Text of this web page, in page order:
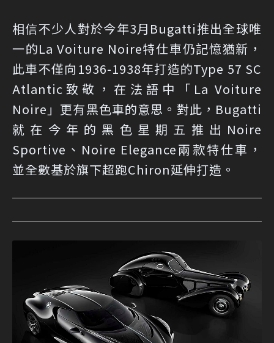
相信不少人對於今年3月Bugatti推出全球唯
一的La Voiture Noire特仕車仍記憶猶新，
此車不僅向1936-1938年打造的Type 57 SC
Atlantic致敬，在法語中「La Voiture
Noire」更有黑色車的意思。對此，Bugatti
就在今年的黑色星期五推出Noire
Sportive、Noire Elegance兩款特仕車，
並全數基於旗下超跑Chiron延伸打造。